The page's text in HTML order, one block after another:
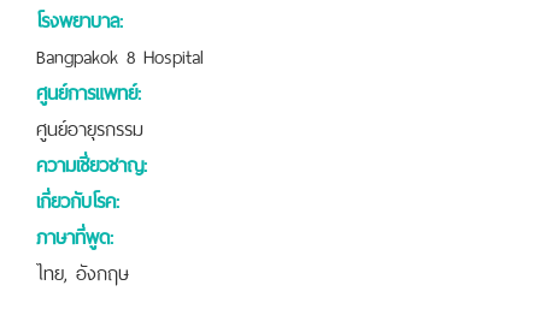
โรงพยาบาล:
Bangpakok 8 Hospital
ศูนย์การแพทย์:
ศูนย์อายุรกรรม
ความเชี่ยวชาญ:
เกี่ยวกับโรค:
ภาษาที่พูด:
ไทย, อังกฤษ